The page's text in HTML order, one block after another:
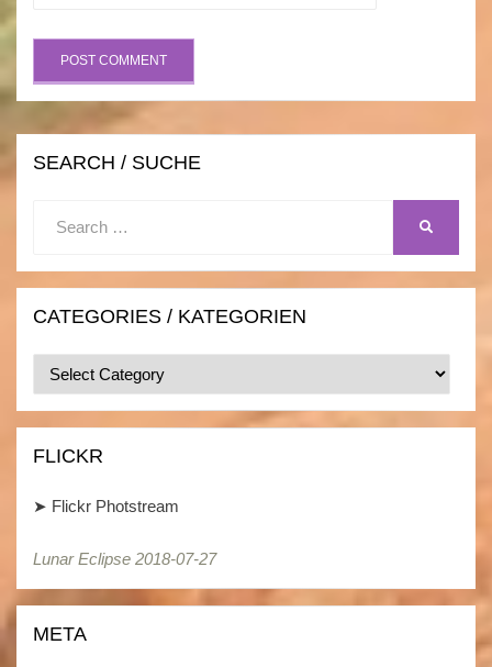
SEARCH / SUCHE
CATEGORIES / KATEGORIEN
Categories
/
FLICKR
➤ Flickr Photstream
Lunar Eclipse 2018-07-27
META